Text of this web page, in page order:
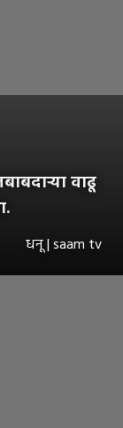
वाढू
धनू | saam tv